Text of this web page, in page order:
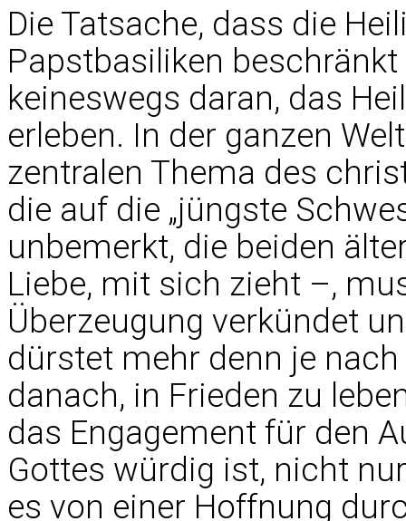
Die Tatsache, dass die
Papstbasiliken
keineswegs daran, das
erleben. In der ganzen
zentralen Thema des
die auf die „jüngste
unbemerkt, die beiden
Liebe, mit sich zieht –,
Überzeugung verkündet
dürstet mehr denn je
danach, in Frieden zu
das Engagement für den
Gottes würdig ist, nicht
es von einer Hoffnung